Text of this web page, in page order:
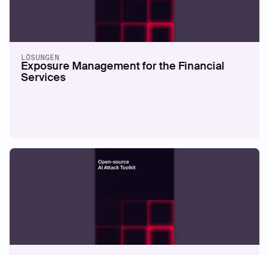
LÖSUNGEN
Exposure Management for the Financial
Services